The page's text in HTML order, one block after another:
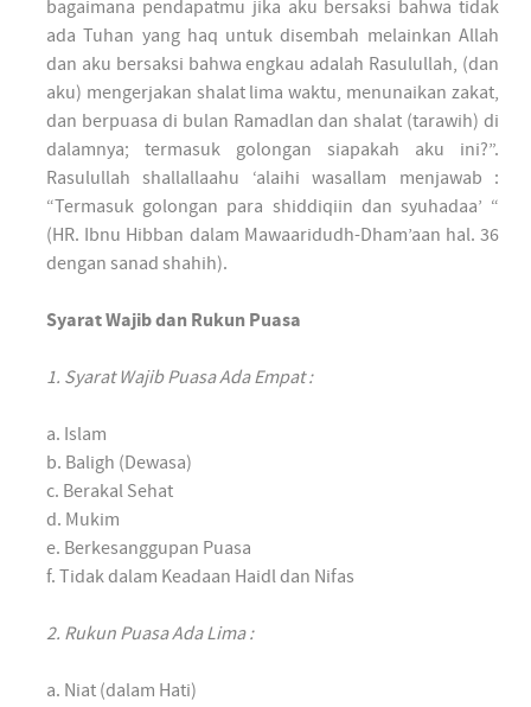
bagaimana pendapatmu jika aku bersaksi bahwa tidak
ada Tuhan yang haq untuk disembah melainkan Allah
dan aku bersaksi bahwa engkau adalah Rasulullah, (dan
aku) mengerjakan shalat lima waktu, menunaikan zakat,
dan berpuasa di bulan Ramadlan dan shalat (tarawih) di
dalamnya; termasuk golongan siapakah aku ini?”.
Rasulullah shallallaahu ‘alaihi wasallam menjawab :
“Termasuk golongan para shiddiqiin dan syuhadaa’ “
(HR. Ibnu Hibban dalam Mawaaridudh-Dham’aan hal. 36
dengan sanad shahih).
Syarat Wajib dan Rukun Puasa
1. Syarat Wajib Puasa Ada Empat :
a. Islam
b. Baligh (Dewasa)
c. Berakal Sehat
d. Mukim
e. Berkesanggupan Puasa
f. Tidak dalam Keadaan Haidl dan Nifas
2. Rukun Puasa Ada Lima :
a. Niat (dalam Hati)